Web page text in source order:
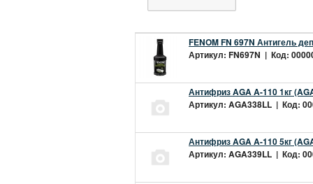
FENOM FN 697N Антигель
Артикул: FN697N | Код:
Антифриз AGA A-110 1кг
Артикул: AGA338LL | Код:
Антифриз AGA A-110 5кг
Артикул: AGA339LL | Код: